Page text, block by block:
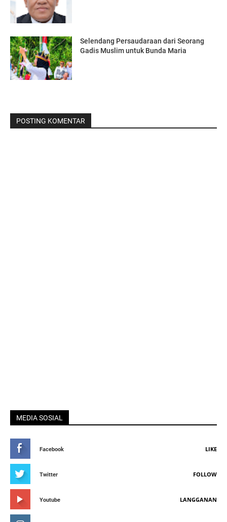
Selendang Persaudaraan dari Seorang
Gadis Muslim untuk Bunda Maria
POSTING KOMENTAR
MEDIA SOSIAL
Facebook LIKE
Twitter FOLLOW
Youtube LANGGANAN